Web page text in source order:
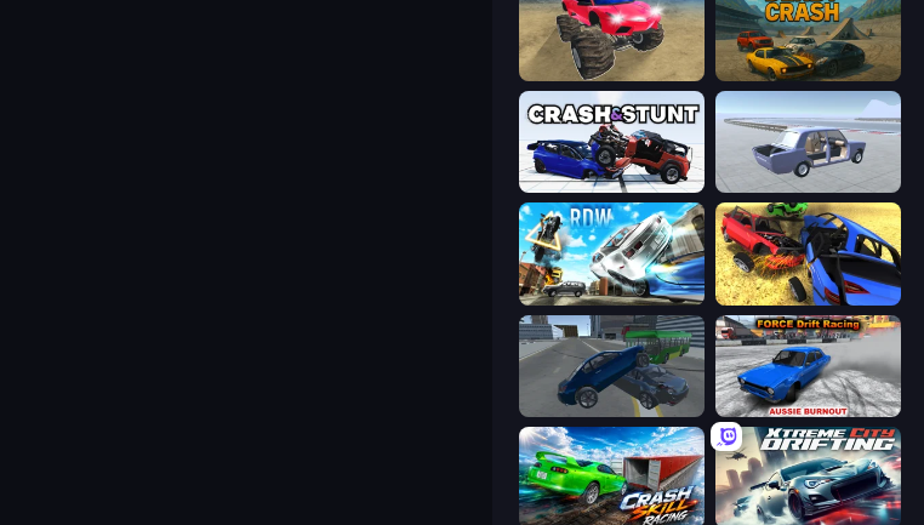
Derby Crash
Crash & Stunt Car Tuning Simulator
Real Drift World Car Crash Simulator Royale
Offroader V6 Force Drift Racing: Aussie Burnout